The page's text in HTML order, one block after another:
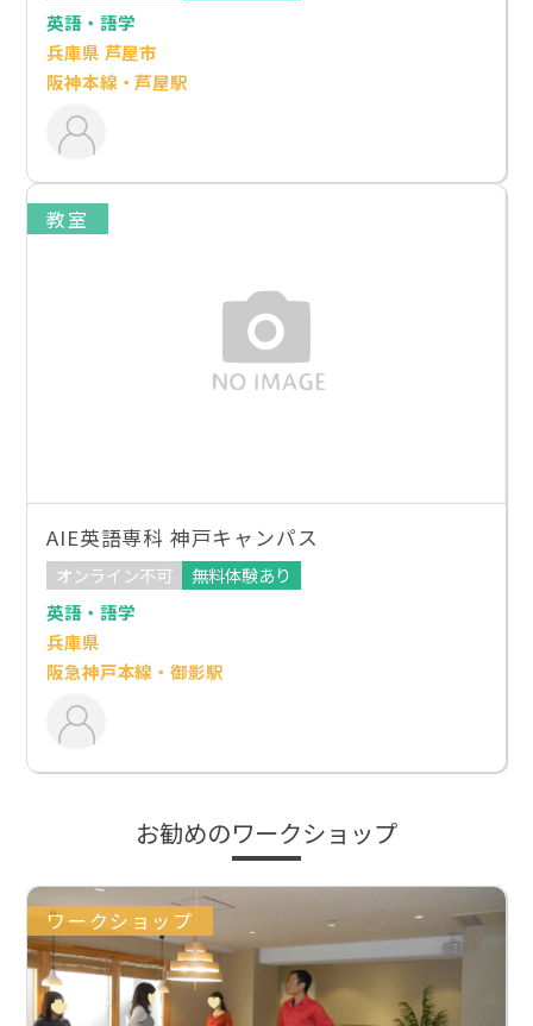
英語・語学
兵庫県 芦屋市
阪神本線・芦屋駅
教室
AIE英語専科 神戸キャンパス
オンライン不可
無料体験あり
英語・語学
兵庫県
阪急神戸本線・御影駅
お勧めのワークショップ
ワークショップ